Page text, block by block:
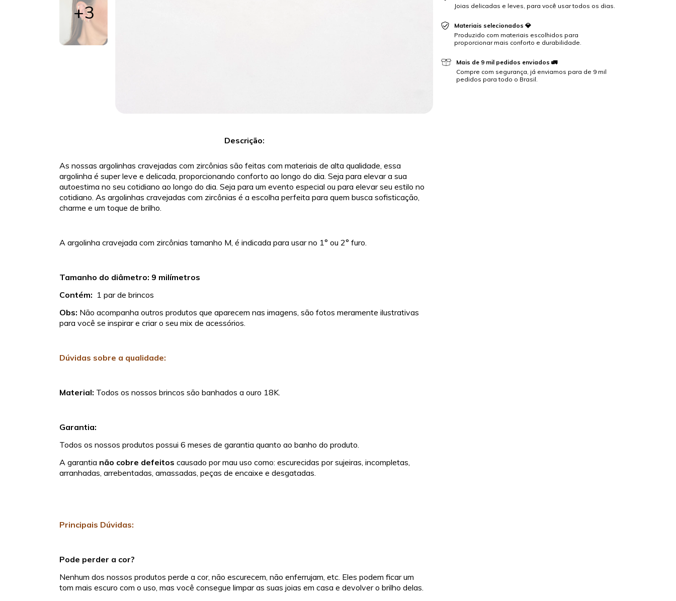
+3
Descrição:
As nossas argolinhas cravejadas com zircônias são feitas com materiais de alta qualidade, essa
argolinha é super leve e delicada, proporcionando conforto ao longo do dia. Seja para elevar a sua
autoestima no seu cotidiano ao longo do dia. Seja para um evento especial ou para elevar seu estilo no
cotidiano. As argolinhas cravejadas com zircônias é a escolha perfeita para quem busca sofisticação,
charme e um toque de brilho.
A argolinha cravejada com zircônias tamanho M, é indicada para usar no 1° ou 2° furo.
Tamanho do diâmetro: 9 milímetros
Contém: 1 par de brincos
Obs: Não acompanha outros produtos que aparecem nas imagens, são fotos meramente ilustrativas
para você se inspirar e criar o seu mix de acessórios.
Dúvidas sobre a qualidade:
Material: Todos os nossos brincos são banhados a ouro 18K.
Garantia:
Todos os nossos produtos possui 6 meses de garantia quanto ao banho do produto.
A garantia não cobre defeitos causado por mau uso como: escurecidas por sujeiras, incompletas,
arranhadas, arrebentadas, amassadas, peças de encaixe e desgatadas.
Principais Dúvidas:
Pode perder a cor?
Nenhum dos nossos produtos perde a cor, não escurecem, não enferrujam, etc. Eles podem ficar um
tom mais escuro com o uso, mas você consegue limpar as suas joias em casa e devolver o brilho delas.
Joias delicadas e leves, para você usar todos os dias.
Materiais selecionados 💎
Produzido com materiais escolhidos para
proporcionar mais conforto e durabilidade.
Mais de 9 mil pedidos enviados 🚛
Compre com segurança, já enviamos para de 9 mil
pedidos para todo o Brasil.